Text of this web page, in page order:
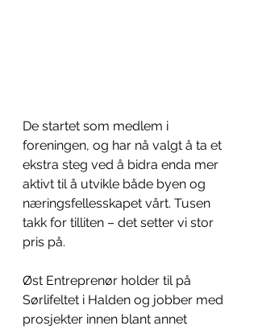
De startet som medlem i
foreningen, og har nå valgt å ta et
ekstra steg ved å bidra enda mer
aktivt til å utvikle både byen og
næringsfellesskapet vårt. Tusen
takk for tilliten – det setter vi stor
pris på.
Øst Entreprenør holder til på
Sørlifeltet i Halden og jobber med
prosjekter innen blant annet